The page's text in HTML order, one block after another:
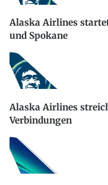
Alaska Airlines
und Spokane
Alaska Airlines
Verbindungen